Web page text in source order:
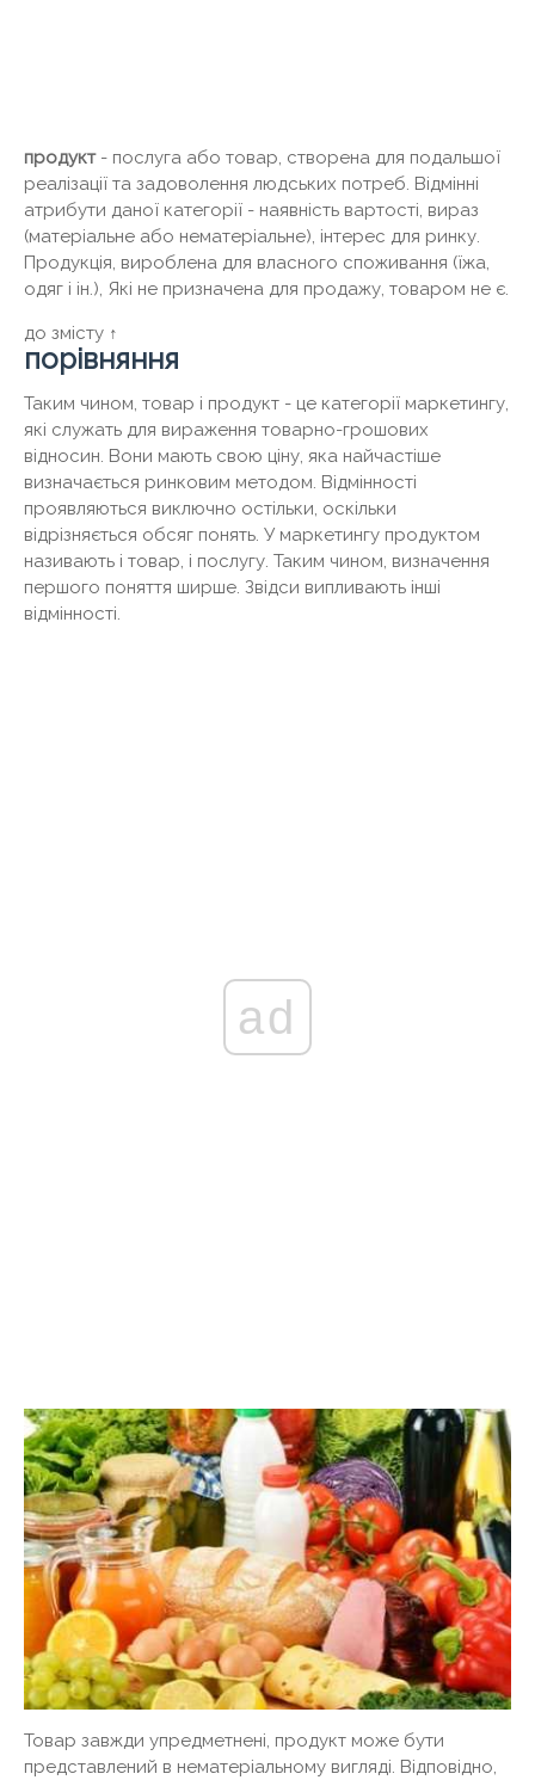
продукт- послуга або товар, створена для подальшої
реалізації та задоволення людських потреб. Відмінні
атрибути даної категорії - наявність вартості, вираз
(матеріальне або нематеріальне), інтерес для ринку.
Продукція, вироблена для власного споживання (їжа,
одяг і ін.), Які не призначена для продажу, товаром не є.
до змісту ↑
порівняння
Таким чином, товар і продукт - це категорії маркетингу,
які служать для вираження товарно-грошових
відносин. Вони мають свою ціну, яка найчастіше
визначається ринковим методом. Відмінності
проявляються виключно остільки, оскільки
відрізняється обсяг понять. У маркетингу продуктом
називають і товар, і послугу. Таким чином, визначення
першого поняття ширше. Звідси випливають інші
відмінності.
ad
Товар завжди упредметнені, продукт може бути
представлений в нематеріальному вигляді. Відповідно,